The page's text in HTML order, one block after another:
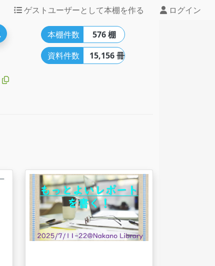
ゲストユーザーとして本棚を作る ログイン
本棚件数
576 棚
資料件数
15,156 冊